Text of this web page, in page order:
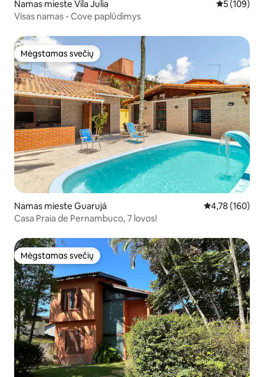
Namas mieste Vila Julia Vidutinis
5 (109)
Visas namas - Cove paplūdimys
Mėgstamas svečių
Mėgstamas svečių
Namas mieste Guarujá Vidutinis
4,78 (160)
Casa Praia de Pernambuco, 7 lovos!
Mėgstamas svečių
Mėgstamas svečių